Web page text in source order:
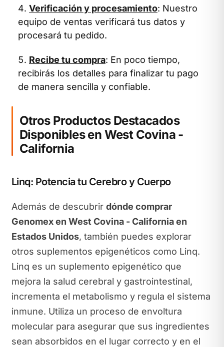
Verificación y procesamiento: Nuestro
equipo de ventas verificará tus datos y
procesará tu pedido.
Recibe tu compra: En poco tiempo,
recibirás los detalles para finalizar tu pago
de manera sencilla y confiable.
Otros Productos Destacados
Disponibles en West Covina -
California
Linq: Potencia tu Cerebro y Cuerpo
Además de descubrir dónde comprar
Genomex en West Covina - California en
Estados Unidos, también puedes explorar
otros suplementos epigenéticos como Linq.
Linq es un suplemento epigenético que
mejora la salud cerebral y gastrointestinal,
incrementa el metabolismo y regula el sistema
inmune. Utiliza un proceso de envoltura
molecular para asegurar que sus ingredientes
sean absorbidos en el lugar correcto y en el